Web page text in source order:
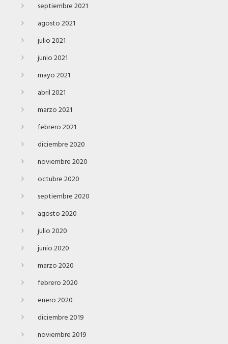
septiembre 2021
agosto 2021
julio 2021
junio 2021
mayo 2021
abril 2021
marzo 2021
febrero 2021
diciembre 2020
noviembre 2020
octubre 2020
septiembre 2020
agosto 2020
julio 2020
junio 2020
marzo 2020
febrero 2020
enero 2020
diciembre 2019
noviembre 2019